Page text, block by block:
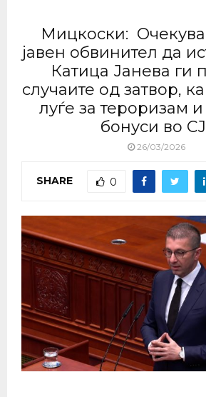
Мицкоски:
јавен обвинител да
Катица Јанева ги
случаите од затвор,
луѓе за тероризам
бонуси во
26/03/2026
SHARE 0